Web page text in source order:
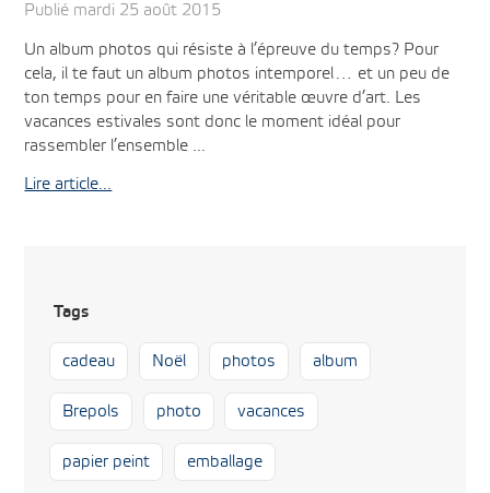
Publié mardi 25 août 2015
Un album photos qui résiste à l’épreuve du temps? Pour
cela, il te faut un album photos intemporel… et un peu de
ton temps pour en faire une véritable œuvre d’art. Les
vacances estivales sont donc le moment idéal pour
rassembler l’ensemble ...
Lire article...
Tags
cadeau Noël photos album
Brepols photo vacances
papier peint emballage